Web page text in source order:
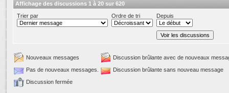
Affichage des discussions 1 à 20 sur 620
Trier par
Ordre de tri Depuis
Nouveaux messages
Discussion brûlante avec de nouveaux
Pas de nouveaux messages.
Discussion brûlante sans nouveau message
Discussion fermée